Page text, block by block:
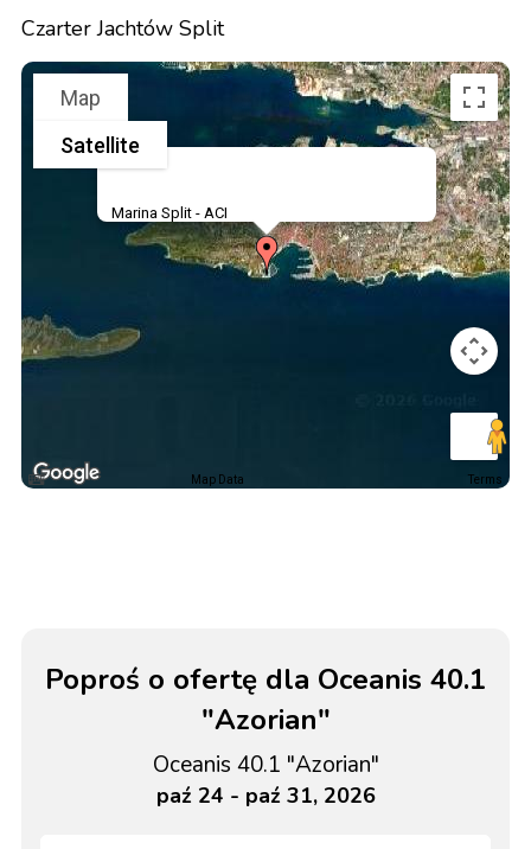
Czarter Jachtów Split
Marina Split - ACI
Map
Satellite
Map Data Terms
Poproś o ofertę dla Oceanis 40.1
"Azorian"
Oceanis 40.1 "Azorian"
paź 24 - paź 31, 2026